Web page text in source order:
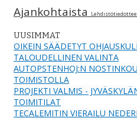
Ajankohtaista
UUSIMMAT
OIKEIN SÄÄDETYT
TALOUDELLINEN VALINTA
AUTOPSTENHOJ:N
TOIMISTOLLA
PROJEKTI VALMIS -
TOIMITILAT
TECALEMITIN VIERAILU